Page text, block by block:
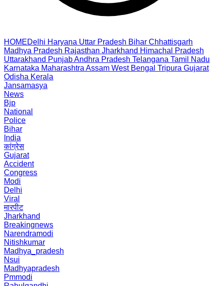
HOMEDelhi Haryana Uttar Pradesh Bihar Chhattisgarh
Madhya Pradesh Rajasthan Jharkhand Himachal Pradesh
Uttarakhand PunjabAndhra Pradesh Telangana Tamil Nadu
Karnataka Maharashtra Assam West Bengal Tripura Gujarat
Odisha Kerala
Jansamasya
News
Bjp
National
Police
Bihar
India
कांग्रेस
Gujarat
Accident
Congress
Modi
Delhi
Viral
मारपीट
Jharkhand
Breakingnews
Narendramodi
Nitishkumar
Madhya_pradesh
Nsui
Madhyapradesh
Pmmodi